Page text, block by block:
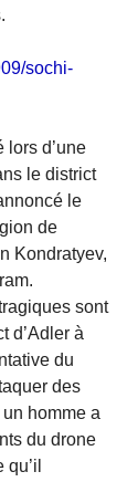
sochi-
lors d’une
le district
le
de
Kondratyev,
sont
d’Adler à
du
des
homme a
du drone